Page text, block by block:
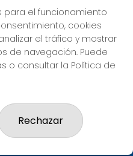
10-08-2026
MILLONARIO:
para el funcionamiento
cookies
el tráfico y mostrar
de navegación. Puede
o consultar la Política de
Rechazar